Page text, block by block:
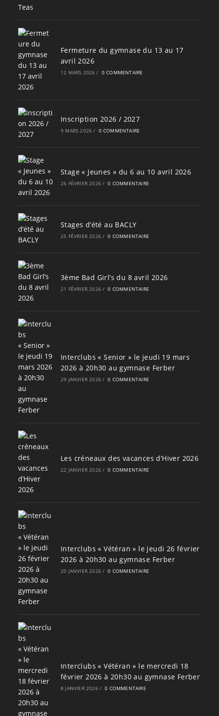
Fermeture du gymnase du 13 au 17
avril 2026
12 MARS 2026 / 0 COMMENTAIRE
Inscription 2026 / 2027
9 MARS 2026 / 0 COMMENTAIRE
Stage « Jeunes » du 6 au 10 avril 2026
26 FÉVRIER 2026 / 0 COMMENTAIRE
Stages d’été au BACLY
25 FÉVRIER 2026 / 0 COMMENTAIRE
3ème Bad Girl’s du 8 avril 2026
21 FÉVRIER 2026 / 0 COMMENTAIRE
Interclubs « Senior » le jeudi 19 mars
2026 à 20h30 au gymnase Ferber
29 JANVIER 2026 / 0 COMMENTAIRE
Les créneaux des vacances d’Hiver 2026
22 JANVIER 2026 / 0 COMMENTAIRE
Interclubs « Vétéran » le jeudi 26 février
2026 à 20h30 au gymnase Ferber
20 JANVIER 2026 / 0 COMMENTAIRE
Interclubs « Vétéran » le mercredi 18
février 2026 à 20h30 au gymnase Ferber
8 JANVIER 2026 / 0 COMMENTAIRE